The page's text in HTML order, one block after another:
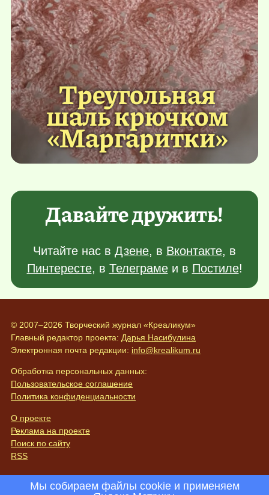
Треугольная
шаль крючком
«Маргаритки»
Давайте дружить!
Читайте нас в Дзене, в Вконтакте, в
Пинтересте, в Телеграмеи в Постиле!
© 2007–2026 Творческий журнал «Креаликум»
Главный редактор проекта: Дарья Насибулина
Электронная почта редакции: info@krealikum.ru
Обработка персональных данных:
Пользовательское соглашение
Политика конфиденциальности
О проекте
Реклама на проекте
Поиск по сайту
RSS
Мы собираем файлы cookie и применяем